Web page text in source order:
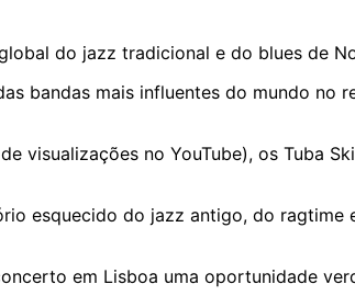
do jazz tradicional e do blues de
bandas mais influentes do mundo no
visualizações no YouTube), os Tuba
esquecido do jazz antigo, do ragtime
em Lisboa uma oportunidade